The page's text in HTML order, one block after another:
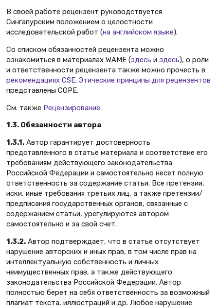
В своей работе рецензент руководствуется
Сингапурским положением о целостности
исследовательской работ (на английском языке).
Со списком обязанностей рецензента можно
ознакомиться в материалах WAME (здесь и здесь), о роли
и ответственности рецензента также можно прочесть в
рекомендациях CSE. Этические принципы для рецензентов
представлены COPE.
См. также Рецензирование.
1.3. Обязанности автора
1.3.1. Автор гарантирует достоверность
представленного в статье материала и соответствие его
требованиям действующего законодательства
Российской Федерации и самостоятельно несет полную
ответственность за содержание статьи. Все претензии,
иски, иные требования третьих лиц, а также претензии/
предписания государственных органов, связанные с
содержанием статьи, урегулируются автором
самостоятельно и за свой счет.
1.3.2. Автор подтверждает, что в статье отсутствует
нарушение авторских и иных прав, в том числе прав на
интеллектуальную собственность и личных
неимущественных прав, а также действующего
законодательства Российской Федерации. Автор
полностью берет на себя ответственность за возможный
плагиат текста, иллюстраций и др. Любое нарушение